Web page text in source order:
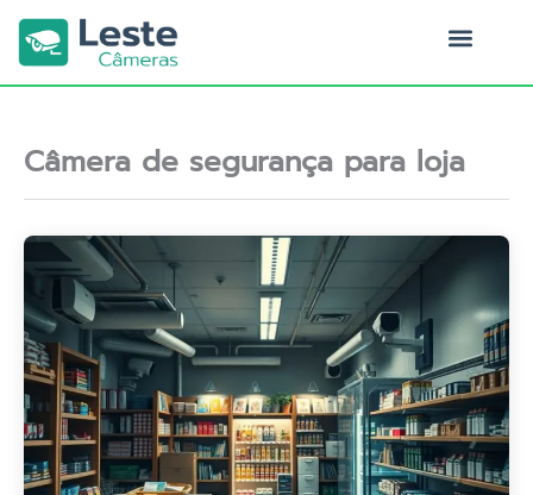
para
conteúdo
Câmera de segurança para loja